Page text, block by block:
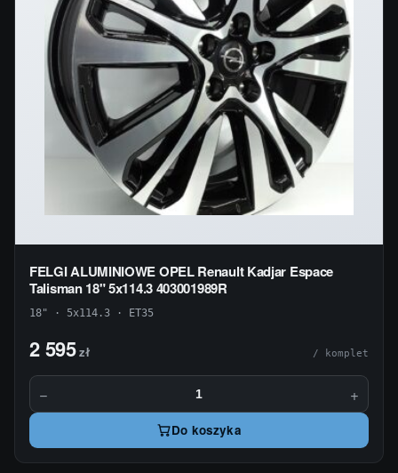
FELGI ALUMINIOWE OPEL Renault Kadjar Espace
Talisman 18" 5x114.3 403001989R
18" · 5x114.3 · ET35
2 595zł / komplet
− +
Do koszyka